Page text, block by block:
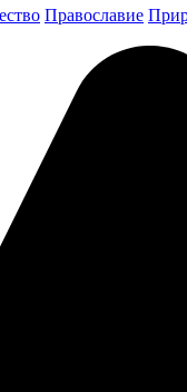
Православие